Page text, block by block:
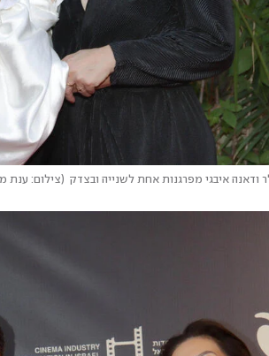
ודאנה איבגי מפרגנות אחת לשנייה ובצדק (צילום: ענת